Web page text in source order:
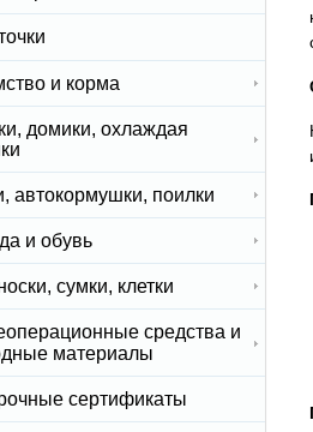
и корма
домики, охлаждая
автокормушки, поилки
и обувь
сумки, клетки
средства и
материалы
сертификаты